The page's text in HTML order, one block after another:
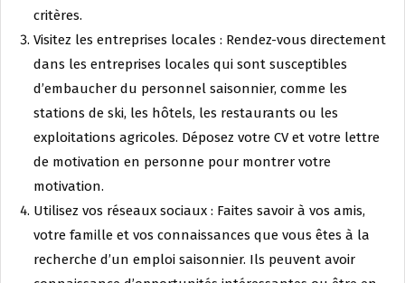
critères.
Visitez les entreprises locales : Rendez-vous directement
dans les entreprises locales qui sont susceptibles
d’embaucher du personnel saisonnier, comme les
stations de ski, les hôtels, les restaurants ou les
exploitations agricoles. Déposez votre CV et votre lettre
de motivation en personne pour montrer votre
motivation.
Utilisez vos réseaux sociaux : Faites savoir à vos amis,
votre famille et vos connaissances que vous êtes à la
recherche d’un emploi saisonnier. Ils peuvent avoir